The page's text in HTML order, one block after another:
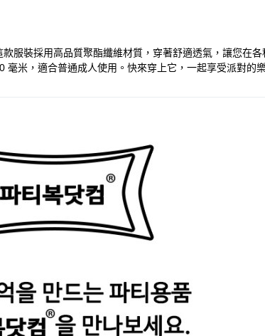
服裝採用高品質聚酯纖維材質，穿著舒適透氣，讓您在
米，適合普通成人使用。快來穿上它，一起享受派對的樂